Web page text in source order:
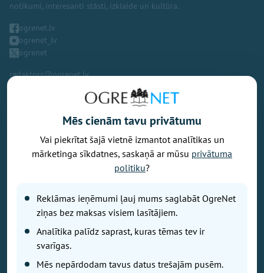
notikumi, interesanti stāsti, izklaide un kultūra.
ogrenet.lv
ogrenet_lv
ogrenet
redaktors@ogrenet.lv
Vēlaties izteikt savu viedokli par portālu? Pamanījāt kļūdu? Ir
problēma, ko vēlaties apspriest publiski? Vēlaties iesūtīt rakstu par
Jums aktuālu tēmu? Varbūt Jums vajadzīgs padoms? Rakstiet uz
Izdevējs: SIA "Ogres Balss".
Juridiskā adrese: Lāčplēša iela 24
Ētikas kodeks
Mēs cienām tavu privātumu
Vai piekrītat šajā vietnē izmantot analītikas un
mārketinga sīkdatnes, saskaņā ar mūsu privātuma
politiku?
Reklāmas ieņēmumi ļauj mums saglabāt OgreNet
ziņas bez maksas visiem lasītājiem.
Analītika palīdz saprast, kuras tēmas tev ir
svarīgas.
Mēs nepārdodam tavus datus trešajām pusēm.